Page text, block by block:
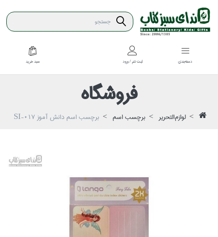
دسته‌بندي ثبت نام / ورود سبد خريد
فروشگاه
لوازم‌التحرير برچسب اسم برچسب اسم دانش آموز SI-017